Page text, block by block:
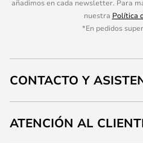
añadimos en cada newsletter. Para
nuestra Política
*En pedidos
CONTACTO Y
ATENCIÓN AL